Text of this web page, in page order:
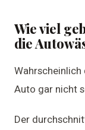
Wie viel
die
Wahrscheinlich
Auto gar nicht
Der